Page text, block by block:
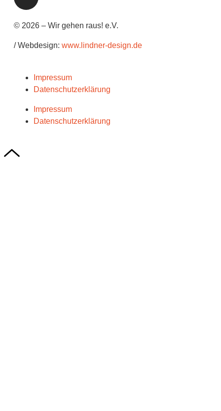
© 2026 – Wir gehen raus! e.V.
/ Webdesign: www.lindner-design.de
Impressum
Datenschutzerklärung
Impressum
Datenschutzerklärung